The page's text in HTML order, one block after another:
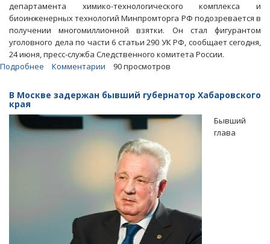
департамента химико-технологического комплекса и
биоинженерных технологий Минпромторга РФ подозревается в
получении многомиллионной взятки. Он стал фигурантом
уголовного дела по части 6 статьи 290 УК РФ, сообщает сегодня,
24 июня, пресс-служба Следственного комитета России.
Подробнее
чиновника
Минпромторга
РФ
Комментарии 90 просмотров
В Москве задержан бывший губернатор Хабаровского
края
Бывший
глава